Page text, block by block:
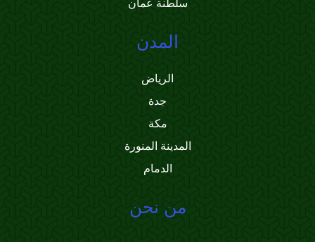
المدن
الرياض
جدة
مكة
المدينة المنورة
الدمام
من نحن